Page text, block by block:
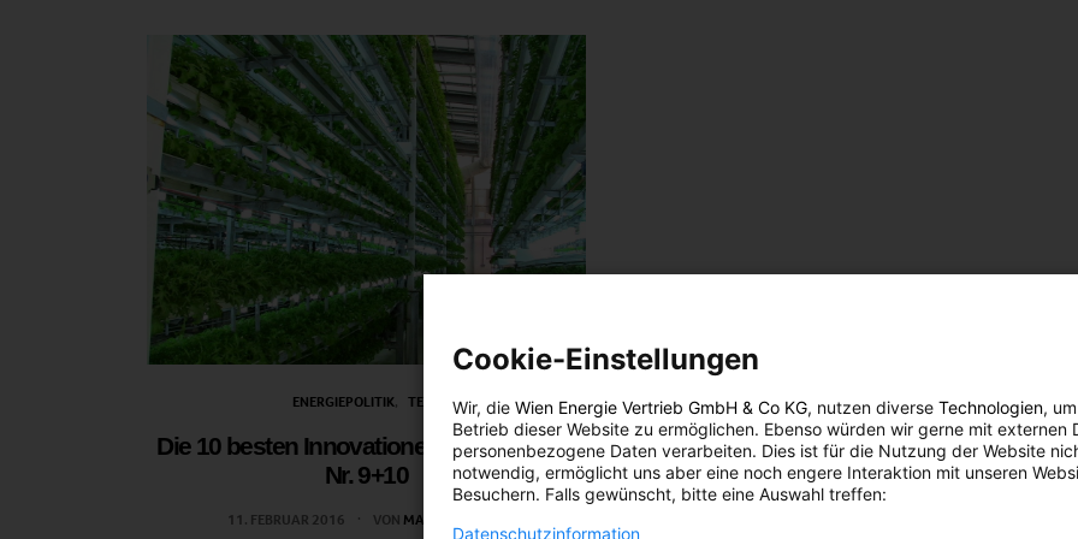
ENERGIEPOLITIK TECH
Die 10 besten Innovationen für die Stadt:
Nr. 9+10
11. FEBRUAR 2016 VON MARTIN SKOPAL
Cookie-Einstellungen
Wir, die Wien Energie Vertrieb GmbH & Co KG, nutzen diverse Technologien,
Betrieb dieser Website zu ermöglichen. Ebenso würden wir gerne mit externen
personenbezogene Daten verarbeiten. Dies ist für die Nutzung der Website
notwendig, ermöglicht uns aber eine noch engere Interaktion mit unseren
Besuchern. Falls gewünscht, bitte eine Auswahl treffen:
Datenschutzinformation